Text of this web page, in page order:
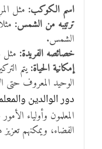
اسم الكوكب: مثل
ترتيبه من الشمس:
الشمس.
خصائصه الفريدة: مثل
إمكانية الحياة:يتم
الوحيد المعروف حتى
دور الوالدين
المعلمون وأولياء
الفضاء، ويمكنهم